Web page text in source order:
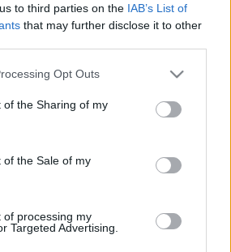
to third parties on the IAB’s List of
that may further disclose it to other
app uses one or more Google
or usage behaviour. You may click to
to Google and its third-party tags to
specified purposes in below Google
Opt Outs
of the Sharing of my
of the Sale of my
of processing my
Targeted Advertising.
szúnyog
is fontos szerep hárul a
elkerülésében
EMBERISÉG A FÖLD EGÉSZ